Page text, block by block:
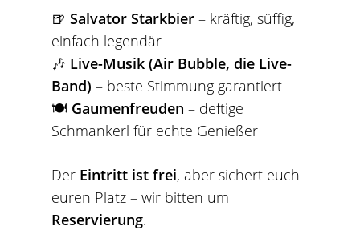
🍺Salvator Starkbier – kräftig, süffig,
einfach legendär
🎶 Live-Musik (Air Bubble, die Live-
Band) – beste Stimmung garantiert
🍽 Gaumenfreuden – deftige
Schmankerl für echte Genießer
Der Eintritt ist frei, aber sichert euch
euren Platz – wir bitten um
Reservierung.